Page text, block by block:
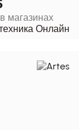
магазинах
Онлайн